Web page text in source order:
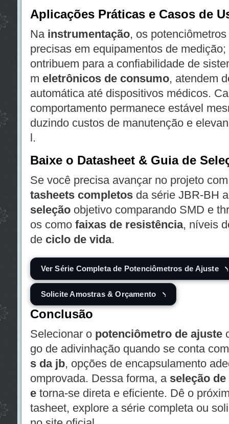
Aplicações Práticas e Casos de
Na instrumentação, os
precisas em equipamentos de
ontribuem para a confiabilidade de
m eletrônicos de consumo, atendem
automática até dispositivos médicos.
comportamento permanece estável
duzindo custos de manutenção e
l.
Baixe o Datasheet & Guia de
Se você precisa avançar no projeto
tasheets completosda série JBR-BH
seleçãoobjetivo comparando SMD e
os como faixas de resistência, níveis
de ciclo de vida.
Ver Série Completa de Potenciômetros de Ajuste
Solicite Amostras & Orçamento
Conclusão
Selecionar o potenciômetro de ajuste
go de adivinhação quando se conta
s da jb, opções de encapsulamento
omprovada. Dessa forma, a seleção
etorna-se direta e eficiente. Dê o
tasheet, explore a série completa ou